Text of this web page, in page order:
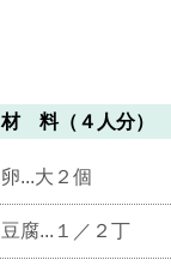
材 料（４人分）
卵...大２個
豆腐...１／２丁